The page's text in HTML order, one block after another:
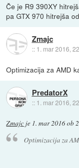
Če je R9 390XY
pa GTX 970 hitrejša
Zmajc
:: 1. mar 2016,
Optimizacija za AMD
PredatorX
:: 1. mar 2016,
Zmajc je 1. mar 2016 ob
Optimizacija za